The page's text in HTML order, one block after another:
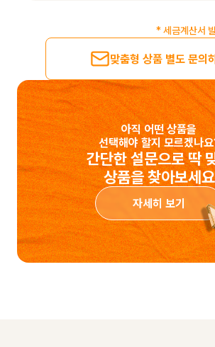
* 세금계산서
맞춤형 상품 별도 문의
아직 어떤 상품을
선택해야 할지 모르겠나
간단한 설문으로 딱
상품을 찾아보세요
자세히 보기